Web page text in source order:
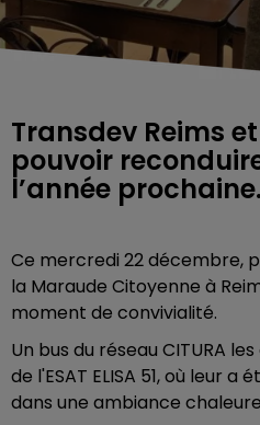
Transdev Reims
pouvoir
l’année prochaine.
Ce mercredi 22 décembre,
la Maraude Citoyenne à
moment de convivialité.
Un bus du réseau CITURA
de l'ESAT ELISA 51, où leur
dans une ambiance